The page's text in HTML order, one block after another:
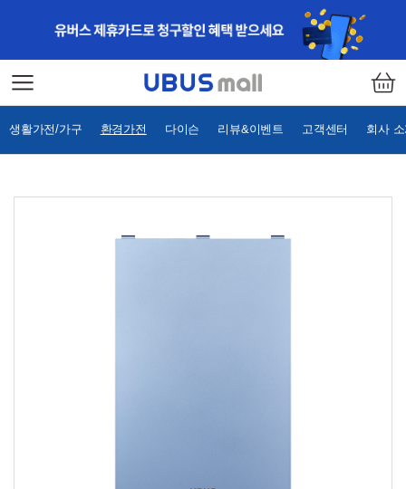
생활가전/가구 환경가전 다이슨 리뷰&이벤트 고객센터 회사